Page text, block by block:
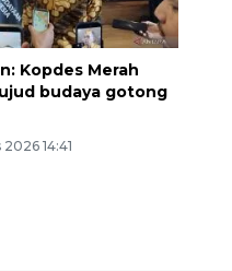
Kopdes Merah
budaya gotong
14:41